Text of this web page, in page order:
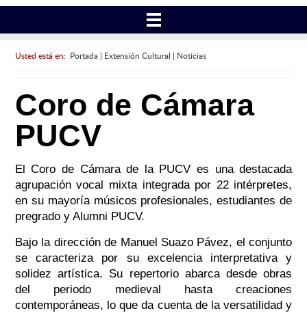
Usted está en: Portada| Extensión Cultural | Noticias
Coro de Cámara
PUCV
El Coro de Cámara de la PUCV es una destacada
agrupación vocal mixta integrada por 22 intérpretes,
en su mayoría músicos profesionales, estudiantes de
pregrado y Alumni PUCV.
Bajo la dirección de Manuel Suazo Pávez, el conjunto
se caracteriza por su excelencia interpretativa y
solidez artística. Su repertorio abarca desde obras
del periodo medieval hasta creaciones
contemporáneas, lo que da cuenta de la versatilidad y